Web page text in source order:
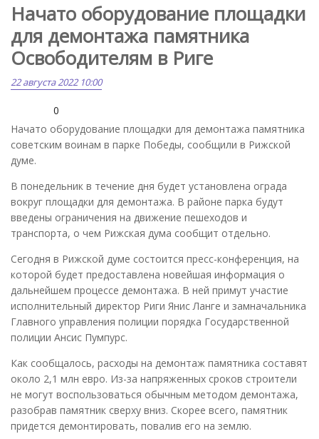
Начато оборудование площадки
для демонтажа памятника
Освободителям в Риге
22 августа 2022 10:00
0
Начато оборудование площадки для демонтажа памятника
советским воинам в парке Победы, сообщили в Рижской
думе.
В понедельник в течение дня будет установлена ограда
вокруг площадки для демонтажа. В районе парка будут
введены ограничения на движение пешеходов и
транспорта, о чем Рижская дума сообщит отдельно.
Сегодня в Рижской думе состоится пресс-конференция, на
которой будет предоставлена новейшая информация о
дальнейшем процессе демонтажа. В ней примут участие
исполнительный директор Риги Янис Ланге и замначальника
Главного управления полиции порядка Государственной
полиции Ансис Пумпурс.
Как сообщалось, расходы на демонтаж памятника составят
около 2,1 млн евро. Из-за напряженных сроков строители
не могут воспользоваться обычным методом демонтажа,
разобрав памятник сверху вниз. Скорее всего, памятник
придется демонтировать, повалив его на землю.